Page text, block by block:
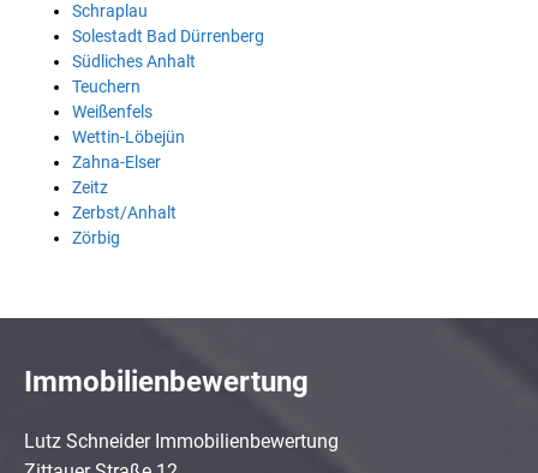
Schraplau
Solestadt Bad Dürrenberg
Südliches Anhalt
Teuchern
Weißenfels
Wettin-Löbejün
Zahna-Elser
Zeitz
Zerbst/Anhalt
Zörbig
Immobilienbewertung
Lutz Schneider Immobilienbewertung